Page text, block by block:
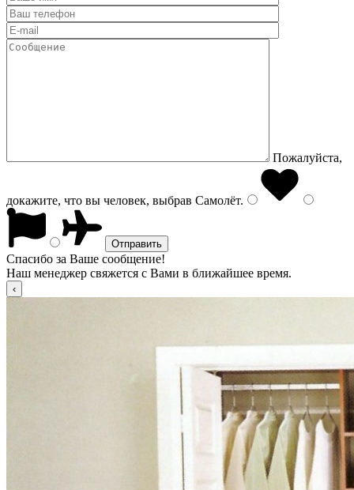
Пожалуйста,
докажите, что вы человек, выбрав Самолёт.
Спасибо за Ваше сообщение!
Наш менеджер свяжется с Вами в ближайшее время.